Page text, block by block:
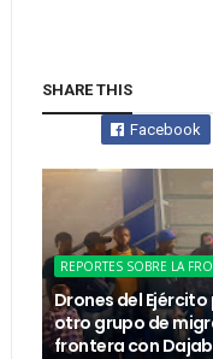
SHARE THIS
Facebook
REPORTES SOBRE LA
Drones del
otro grupo de
frontera con